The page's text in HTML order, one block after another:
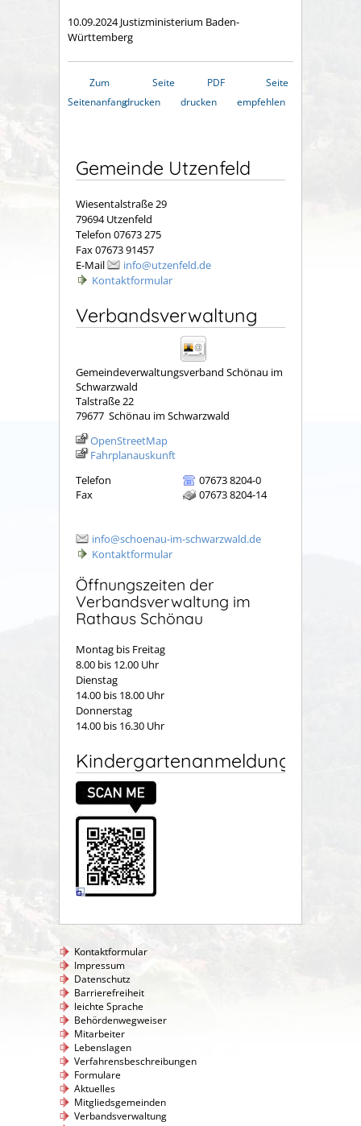
10.09.2024 Justizministerium Baden-
Württemberg
Zum
Seitenanfang
Seite
drucken
PDF
drucken
Seite
empfehlen
Gemeinde Utzenfeld
Wiesentalstraße 29
79694 Utzenfeld
Telefon 07673 275
Fax 07673 91457
E-Mail
info@utzenfeld.de
Kontaktformular
Verbandsverwaltung
Gemeindeverwaltungsverband Schönau im
Schwarzwald
Talstraße 22
79677 Schönau im Schwarzwald
OpenStreetMap
Fahrplanauskunft
Telefon
07673 8204-0
Fax
07673 8204-14
info@schoenau-im-schwarzwald.de
Kontaktformular
Öffnungszeiten der
Verbandsverwaltung im
Rathaus Schönau
Montag bis Freitag
8.00 bis 12.00 Uhr
Dienstag
14.00 bis 18.00 Uhr
Donnerstag
14.00 bis 16.30 Uhr
Kindergartenanmeldung
Kontaktformular
Impressum
Datenschutz
Barrierefreiheit
leichte Sprache
Behördenwegweiser
Mitarbeiter
Lebenslagen
Verfahrensbeschreibungen
Formulare
Aktuelles
Mitgliedsgemeinden
Verbandsverwaltung